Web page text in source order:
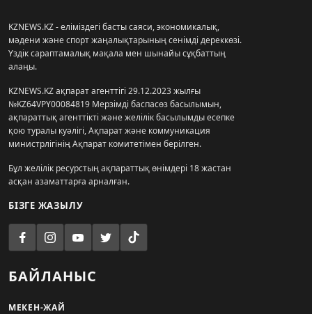
KZNEWS.KZ - еліміздегі басты саяси, экономикалық,
мәдени және спорт жаңалықтарының сенімді дереккөзі.
Үздік сараптамалық мақала мен шынайы сұқбаттың
алаңы.
KZNEWS.KZ ақпарат агенттігі 29.12.2023 жылғы
№KZ64VPY00084819 Мерзімді баспасөз басылымын,
ақпараттық агенттікті және желілік басылымды есепке
қою туралы куәлігі, Ақпарат және коммуникация
министрлігінің Ақпарат комитетімен берілген.
Бұл желілік ресурстың ақпараттық өнімдері 18 жастан
асқан азаматтарға арналған.
БІЗГЕ ЖАЗЫЛУ
БАЙЛАНЫС
МЕКЕН-ЖАЙ